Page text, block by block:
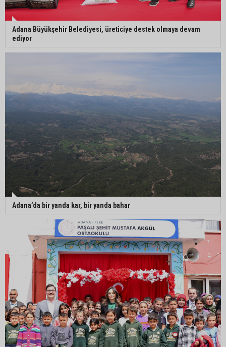
Adana Büyükşehir Belediyesi, üreticiye destek olmaya devam
ediyor
Adana’da bir yanda kar, bir yanda bahar